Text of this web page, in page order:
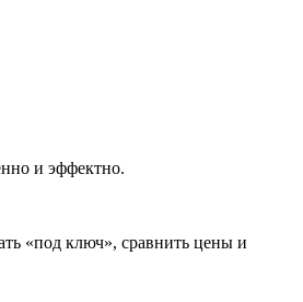
и эффектно.
«под ключ», сравнить цены и